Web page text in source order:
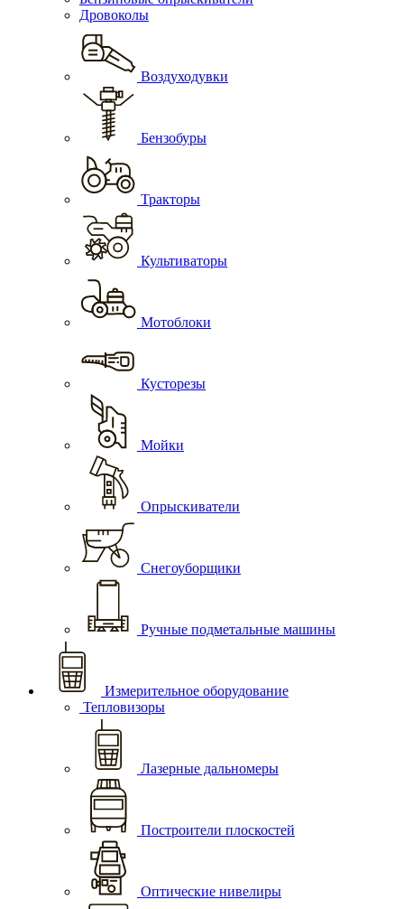
Дровоколы
Воздуходувки
Бензобуры
Тракторы
Культиваторы
Мотоблоки
Кусторезы
Мойки
Опрыскиватели
Снегоуборщики
Ручные подметальные машины
Измерительное оборудование
Тепловизоры
Лазерные дальномеры
Построители плоскостей
Оптические нивелиры